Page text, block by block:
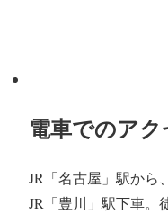
電車でのアク
JR「名古屋」駅から
JR「豊川」駅下車。